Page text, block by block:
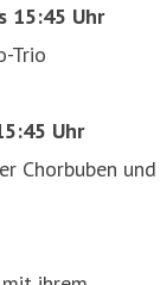
15:45 Uhr
Trio
Uhr
Chorbuben und